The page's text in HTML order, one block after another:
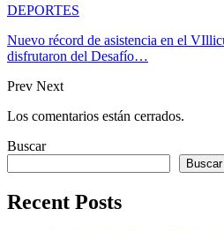
DEPORTES
Nuevo récord de asistencia en el
disfrutaron del Desafío…
Prev Next
Los comentarios están cerrados.
Buscar
Buscar
Recent Posts